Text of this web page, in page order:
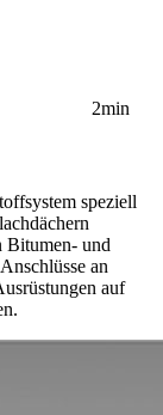
2min
speziell
Bitumen- und
an
auf